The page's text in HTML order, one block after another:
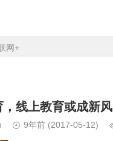
网+
线上教育或成新风
9年前 (2017-05-12)